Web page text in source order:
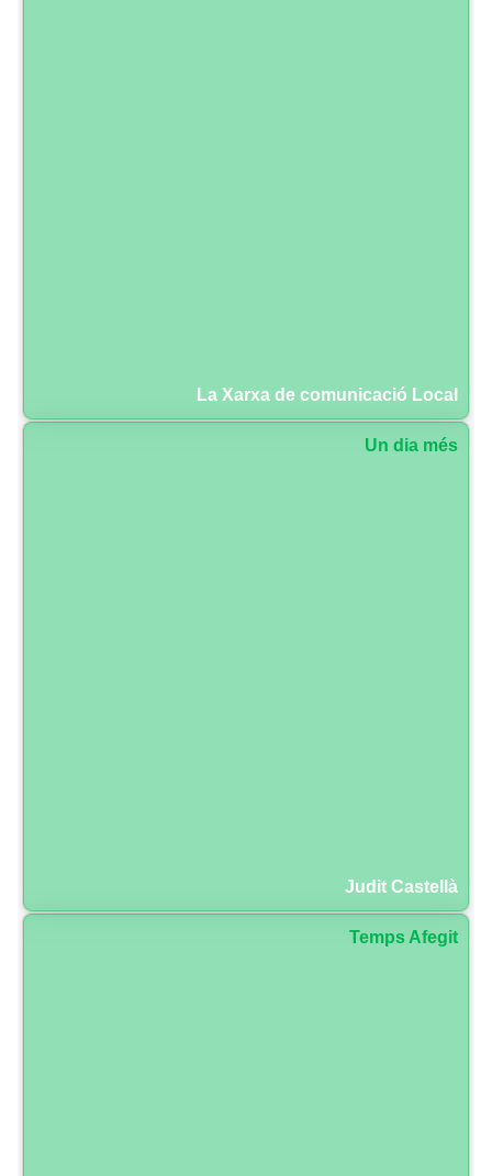
La Xarxa de comunicació Local
Un dia més
Judit Castellà
Temps Afegit